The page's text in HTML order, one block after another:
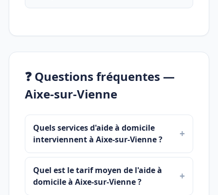
❓ Questions fréquentes —
Aixe-sur-Vienne
Quels services d'aide à domicile
interviennent à Aixe-sur-Vienne ?
Quel est le tarif moyen de l'aide à
domicile à Aixe-sur-Vienne ?